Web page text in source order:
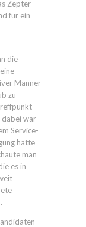
Zepter
für ein
die
Männer
zu
dabei war
Service-
hatte
man
es in